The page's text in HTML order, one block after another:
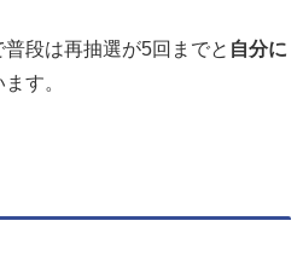
段は再抽選が5回までと 自分に
す。